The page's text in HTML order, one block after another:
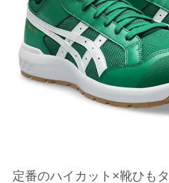
定番のハイカット×靴ひも